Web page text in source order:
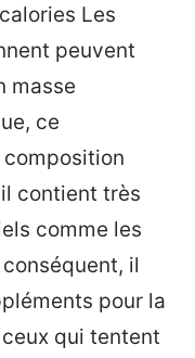
Les
peuvent
masse
ce
contient très
comme les
il
pour la
qui tentent